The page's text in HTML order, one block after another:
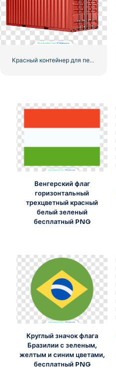
Венгерский флаг
горизонтальный
трехцветный красный
белый зеленый
бесплатный PNG
Круглый значок флага
Бразилии с зеленым,
желтым и синим цветами,
бесплатный PNG